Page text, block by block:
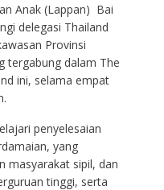
Anak (Lappan) Bai
delegasi Thailand
Provinsi
tergabung dalam The
ini, selama empat
penyelesaian
yang
masyarakat sipil, dan
tinggi, serta